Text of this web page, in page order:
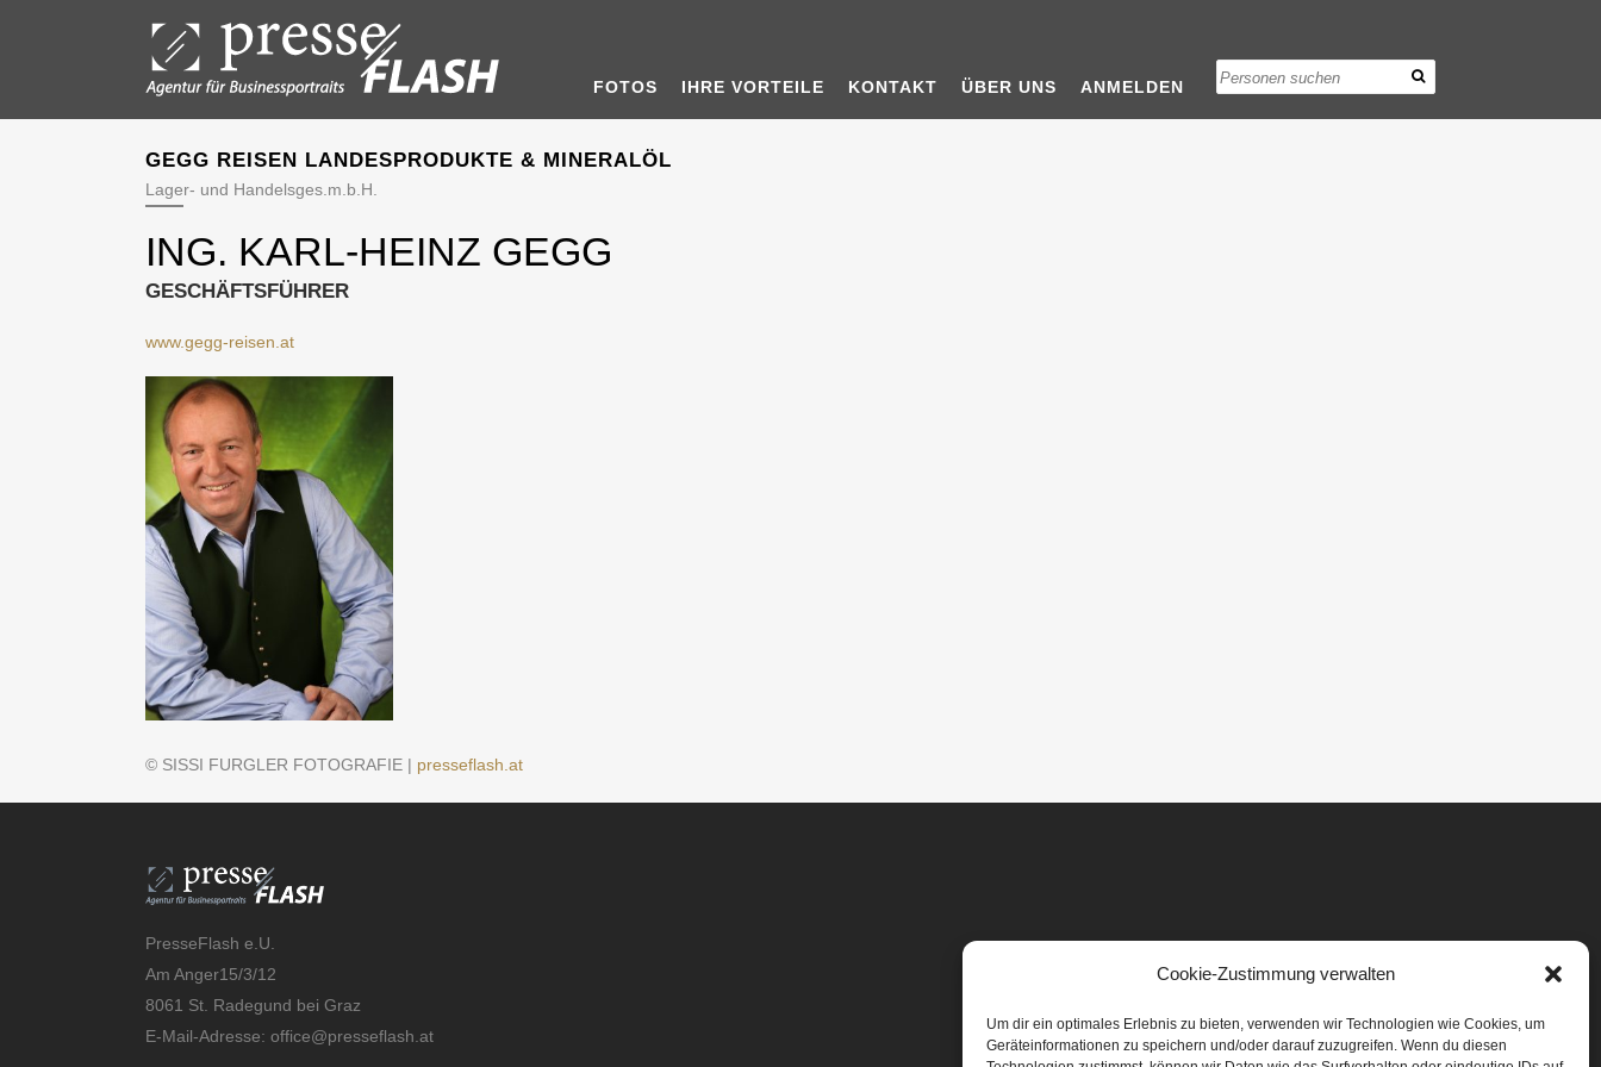
Cookie-Zustimmung verwalten
Um dir ein optimales Erlebnis zu bieten, verwenden wir Technologien wie Cookies, um
Geräteinformationen zu speichern und/oder darauf zuzugreifen. Wenn du diesen
FOTOS IHRE VORTEILE KONTAKT ÜBER UNS ANMELDEN
GEGG REISEN LANDESPRODUKTE & MINERALÖL
Lager- und Handelsges.m.b.H.
ING. KARL-HEINZ GEGG
GESCHÄFTSFÜHRER
www.gegg-reisen.at
© SISSI FURGLER FOTOGRAFIE | presseflash.at
PresseFlash e.U.
Am Anger15/3/12
8061 St. Radegund bei Graz
E-Mail-Adresse: office@presseflash.at